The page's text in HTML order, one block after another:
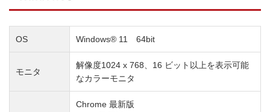
OS Windows® 11 64bit
モニタ
解像度1024 x 768、16 ビット以上を表示可能
なカラーモニタ
Chrome 最新版